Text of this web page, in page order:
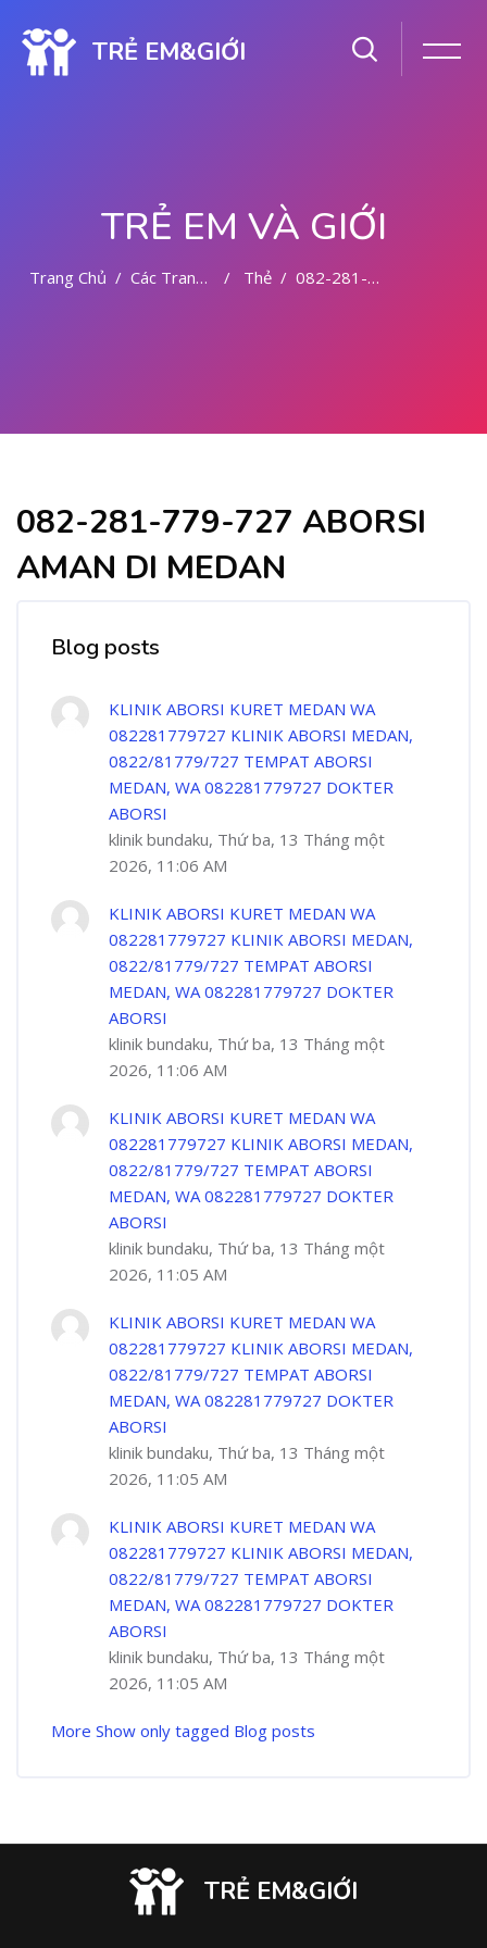
TRẺ EM&GIỚI
TRẺ EM VÀ GIỚI
Trang Chủ Các Trang Của Hệ Thống Thẻ 082-281-779-727 ABORSI AMAN DI MEDAN
082-281-779-727 ABORSI
AMAN DI MEDAN
Blog posts
KLINIK ABORSI KURET MEDAN WA
082281779727 KLINIK ABORSI MEDAN,
0822/81779/727 TEMPAT ABORSI
MEDAN, WA 082281779727 DOKTER
ABORSI
klinik bundaku, Thứ ba, 13 Tháng một
2026, 11:06 AM
KLINIK ABORSI KURET MEDAN WA
082281779727 KLINIK ABORSI MEDAN,
0822/81779/727 TEMPAT ABORSI
MEDAN, WA 082281779727 DOKTER
ABORSI
klinik bundaku, Thứ ba, 13 Tháng một
2026, 11:06 AM
KLINIK ABORSI KURET MEDAN WA
082281779727 KLINIK ABORSI MEDAN,
0822/81779/727 TEMPAT ABORSI
MEDAN, WA 082281779727 DOKTER
ABORSI
klinik bundaku, Thứ ba, 13 Tháng một
2026, 11:05 AM
KLINIK ABORSI KURET MEDAN WA
082281779727 KLINIK ABORSI MEDAN,
0822/81779/727 TEMPAT ABORSI
MEDAN, WA 082281779727 DOKTER
ABORSI
klinik bundaku, Thứ ba, 13 Tháng một
2026, 11:05 AM
KLINIK ABORSI KURET MEDAN WA
082281779727 KLINIK ABORSI MEDAN,
0822/81779/727 TEMPAT ABORSI
MEDAN, WA 082281779727 DOKTER
ABORSI
klinik bundaku, Thứ ba, 13 Tháng một
2026, 11:05 AM
More Show only tagged Blog posts
TRẺ EM&GIỚI